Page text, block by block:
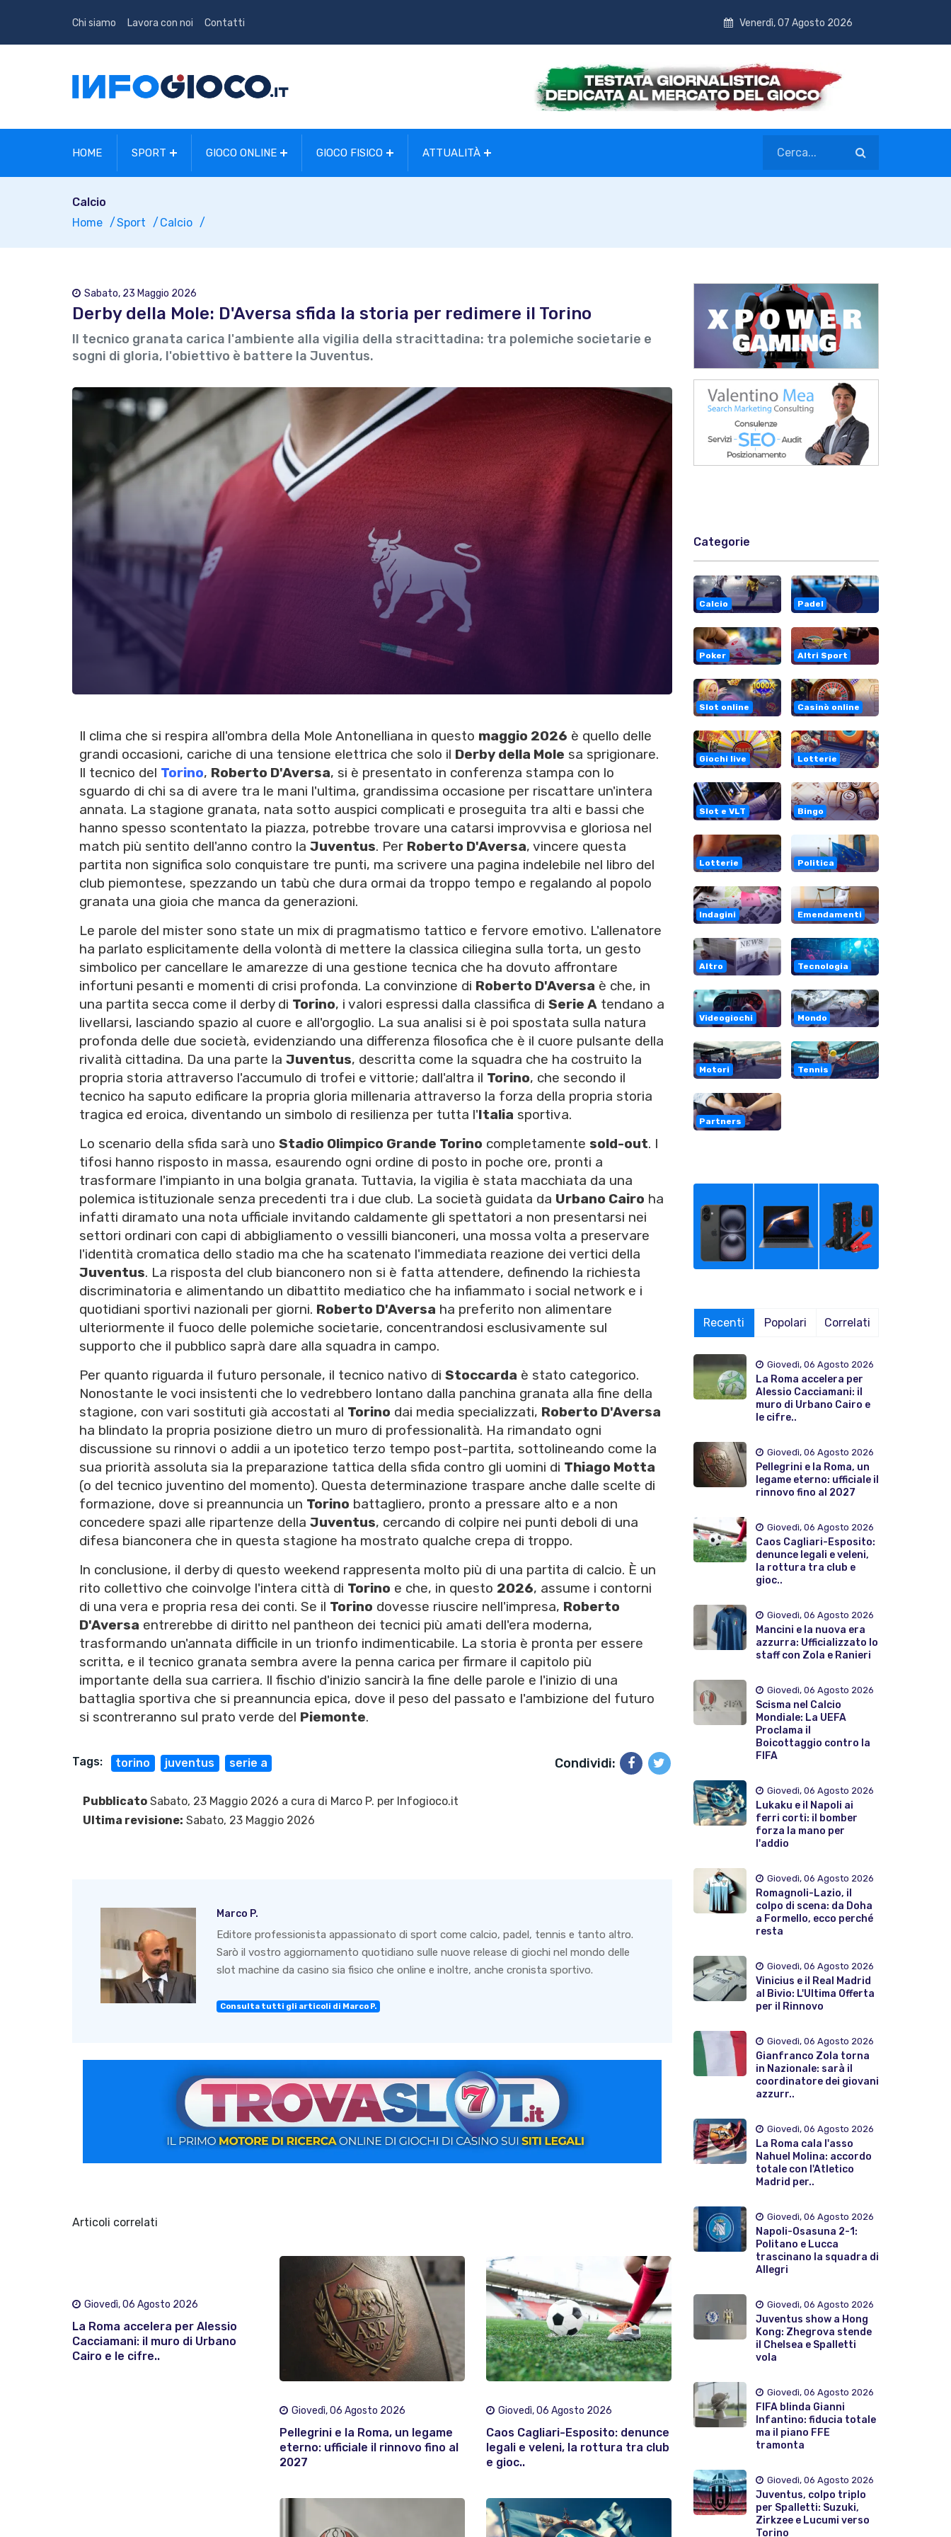
Chi siamo Lavora con noi Contatti Venerdì, 07 Agosto 2026
HOME SPORT GIOCO ONLINE GIOCO FISICO ATTUALITÀ
Calcio
Home
Sport Calcio
Sabato, 23 Maggio 2026
Derby della Mole: D'Aversa sfida la storia per redimere il Torino
Il tecnico granata carica l'ambiente alla vigilia della stracittadina: tra polemiche societarie e
sogni di gloria, l'obiettivo è battere la Juventus.
Il clima che si respira all'ombra della Mole Antonelliana in questo maggio 2026 è quello delle
grandi occasioni, cariche di una tensione elettrica che solo il Derby della Mole sa sprigionare.
Il tecnico del Torino, Roberto D'Aversa, si è presentato in conferenza stampa con lo
sguardo di chi sa di avere tra le mani l'ultima, grandissima occasione per riscattare un'intera
annata. La stagione granata, nata sotto auspici complicati e proseguita tra alti e bassi che
hanno spesso scontentato la piazza, potrebbe trovare una catarsi improvvisa e gloriosa nel
match più sentito dell'anno contro la Juventus. Per Roberto D'Aversa, vincere questa
partita non significa solo conquistare tre punti, ma scrivere una pagina indelebile nel libro del
club piemontese, spezzando un tabù che dura ormai da troppo tempo e regalando al popolo
granata una gioia che manca da generazioni.
Le parole del mister sono state un mix di pragmatismo tattico e fervore emotivo. L'allenatore
ha parlato esplicitamente della volontà di mettere la classica ciliegina sulla torta, un gesto
simbolico per cancellare le amarezze di una gestione tecnica che ha dovuto affrontare
infortuni pesanti e momenti di crisi profonda. La convinzione di Roberto D'Aversa è che, in
una partita secca come il derby di Torino, i valori espressi dalla classifica di Serie A tendano a
livellarsi, lasciando spazio al cuore e all'orgoglio. La sua analisi si è poi spostata sulla natura
profonda delle due società, evidenziando una differenza filosofica che è il cuore pulsante della
rivalità cittadina. Da una parte la Juventus, descritta come la squadra che ha costruito la
propria storia attraverso l'accumulo di trofei e vittorie; dall'altra il Torino, che secondo il
tecnico ha saputo edificare la propria gloria millenaria attraverso la forza della propria storia
tragica ed eroica, diventando un simbolo di resilienza per tutta l'Italia sportiva.
Lo scenario della sfida sarà uno Stadio Olimpico Grande Torino completamente sold-out. I
tifosi hanno risposto in massa, esaurendo ogni ordine di posto in poche ore, pronti a
trasformare l'impianto in una bolgia granata. Tuttavia, la vigilia è stata macchiata da una
polemica istituzionale senza precedenti tra i due club. La società guidata da Urbano Cairo ha
infatti diramato una nota ufficiale invitando caldamente gli spettatori a non presentarsi nei
settori ordinari con capi di abbigliamento o vessilli bianconeri, una mossa volta a preservare
l'identità cromatica dello stadio ma che ha scatenato l'immediata reazione dei vertici della
Juventus. La risposta del club bianconero non si è fatta attendere, definendo la richiesta
discriminatoria e alimentando un dibattito mediatico che ha infiammato i social network e i
quotidiani sportivi nazionali per giorni. Roberto D'Aversa ha preferito non alimentare
ulteriormente il fuoco delle polemiche societarie, concentrandosi esclusivamente sul
supporto che il pubblico saprà dare alla squadra in campo.
Per quanto riguarda il futuro personale, il tecnico nativo di Stoccarda è stato categorico.
Nonostante le voci insistenti che lo vedrebbero lontano dalla panchina granata alla fine della
stagione, con vari sostituti già accostati al Torino dai media specializzati, Roberto D'Aversa
ha blindato la propria posizione dietro un muro di professionalità. Ha rimandato ogni
discussione su rinnovi o addii a un ipotetico terzo tempo post-partita, sottolineando come la
sua priorità assoluta sia la preparazione tattica della sfida contro gli uomini di Thiago Motta
(o del tecnico juventino del momento). Questa determinazione traspare anche dalle scelte di
formazione, dove si preannuncia un Torino battagliero, pronto a pressare alto e a non
concedere spazi alle ripartenze della Juventus, cercando di colpire nei punti deboli di una
difesa bianconera che in questa stagione ha mostrato qualche crepa di troppo.
In conclusione, il derby di questo weekend rappresenta molto più di una partita di calcio. È un
rito collettivo che coinvolge l'intera città di Torino e che, in questo 2026, assume i contorni
di una vera e propria resa dei conti. Se il Torino dovesse riuscire nell'impresa, Roberto
D'Aversa entrerebbe di diritto nel pantheon dei tecnici più amati dell'era moderna,
trasformando un'annata difficile in un trionfo indimenticabile. La storia è pronta per essere
scritta, e il tecnico granata sembra avere la penna carica per firmare il capitolo più
importante della sua carriera. Il fischio d'inizio sancirà la fine delle parole e l'inizio di una
battaglia sportiva che si preannuncia epica, dove il peso del passato e l'ambizione del futuro
si scontreranno sul prato verde del Piemonte.
Tags: torino juventus serie a Condividi:
Pubblicato Sabato, 23 Maggio 2026 a cura di Marco P. per Infogioco.it
Ultima revisione: Sabato, 23 Maggio 2026
Marco P.
Editore professionista appassionato di sport come calcio, padel, tennis e tanto altro.
Sarò il vostro aggiornamento quotidiano sulle nuove release di giochi nel mondo delle
slot machine da casino sia fisico che online e inoltre, anche cronista sportivo.
Consulta tutti gli articoli di Marco P.
Articoli correlati
Giovedì, 06 Agosto 2026
La Roma accelera per Alessio
Cacciamani: il muro di Urbano
Cairo e le cifre..
Giovedì, 06 Agosto 2026
Pellegrini e la Roma, un legame
eterno: ufficiale il rinnovo fino al
2027
Giovedì, 06 Agosto 2026
Caos Cagliari-Esposito: denunce
legali e veleni, la rottura tra club
e gioc..
Categorie
Calcio Padel
Poker Altri Sport
Slot online Casinò online
Giochi live Lotterie
Slot e VLT Bingo
Lotterie Politica
Indagini Emendamenti
Altro Tecnologia
Videogiochi Mondo
Motori Tennis
Partners
Recenti Popolari Correlati
Giovedì, 06 Agosto 2026
La Roma accelera per
Alessio Cacciamani: il
muro di Urbano Cairo e
le cifre..
Giovedì, 06 Agosto 2026
Pellegrini e la Roma, un
legame eterno: ufficiale il
rinnovo fino al 2027
Giovedì, 06 Agosto 2026
Caos Cagliari-Esposito:
denunce legali e veleni,
la rottura tra club e
gioc..
Giovedì, 06 Agosto 2026
Mancini e la nuova era
azzurra: Ufficializzato lo
staff con Zola e Ranieri
Giovedì, 06 Agosto 2026
Scisma nel Calcio
Mondiale: La UEFA
Proclama il
Boicottaggio contro la
FIFA
Giovedì, 06 Agosto 2026
Lukaku e il Napoli ai
ferri corti: il bomber
forza la mano per
l'addio
Giovedì, 06 Agosto 2026
Romagnoli-Lazio, il
colpo di scena: da Doha
a Formello, ecco perché
resta
Giovedì, 06 Agosto 2026
Vinicius e il Real Madrid
al Bivio: L'Ultima Offerta
per il Rinnovo
Giovedì, 06 Agosto 2026
Gianfranco Zola torna
in Nazionale: sarà il
coordinatore dei giovani
azzurr..
Giovedì, 06 Agosto 2026
La Roma cala l'asso
Nahuel Molina: accordo
totale con l'Atletico
Madrid per..
Giovedì, 06 Agosto 2026
Napoli-Osasuna 2-1:
Politano e Lucca
trascinano la squadra di
Allegri
Giovedì, 06 Agosto 2026
Juventus show a Hong
Kong: Zhegrova stende
il Chelsea e Spalletti
vola
Giovedì, 06 Agosto 2026
FIFA blinda Gianni
Infantino: fiducia totale
ma il piano FFE
tramonta
Giovedì, 06 Agosto 2026
Juventus, colpo triplo
per Spalletti: Suzuki,
Zirkzee e Lucumi verso
Torino